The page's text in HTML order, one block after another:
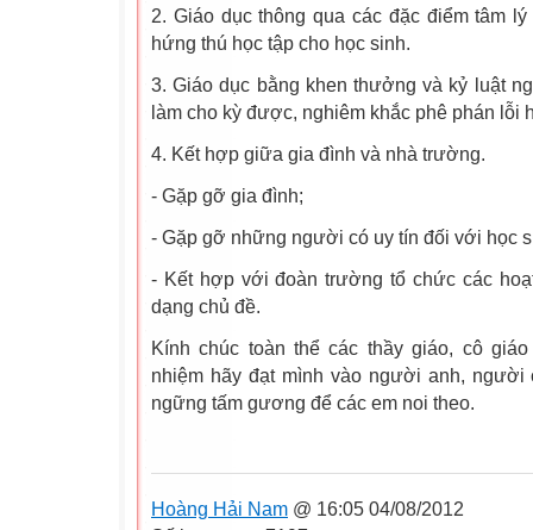
2. Giáo dục thông qua các đặc điểm tâm
hứng thú học tập cho học sinh.
3. Giáo dục bằng khen thưởng và kỷ luật
làm cho kỳ được, nghiêm khắc phê phán lỗi
4. Kết hợp giữa gia đình và nhà trường.
- Gặp gỡ gia đình;
- Gặp gỡ những người có uy tín đối với học
- Kết hợp với đoàn trường tổ chức các
dạng chủ đề.
Kính chúc toàn thể các thầy giáo, cô
nhiệm hãy đạt mình vào người anh,
ngững tấm gương để các em noi theo.
Hoàng Hải Nam @ 16:05 04/08/2012